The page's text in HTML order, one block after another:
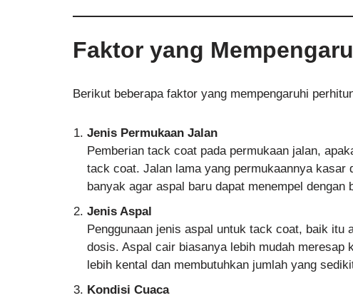
Faktor yang
Berikut beberapa faktor yang mempengaruhi
Jenis Permukaan Jalan
Pemberian tack coat pada permukaan jalan,
tack coat. Jalan lama yang permukaannya
banyak agar aspal baru dapat menempel dengan
Jenis Aspal
Penggunaan jenis aspal untuk tack coat, baik itu
dosis. Aspal cair biasanya lebih mudah meresap
lebih kental dan membutuhkan jumlah yang
Kondisi Cuaca